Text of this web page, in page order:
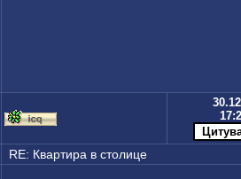
RE: Квартира в столице